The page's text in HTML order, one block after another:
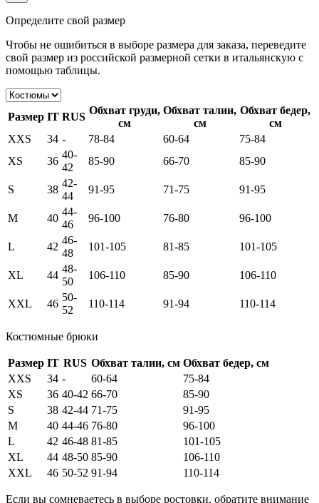
Определите свой размер
Чтобы не ошибиться в выборе размера для заказа, переведите
свой размер из российской размерной сетки в итальянскую с
помощью таблицы.
Размер IT RUS
Обхват груди,
см
Обхват талии,
см
Обхват бедер,
см
XXS
34 - 78-84 60-64
75-84
XS
36
40-
42
85-90 66-70 85-90
S 38
42-
44
91-95 71-75 91-95
M 40
44-
46
96-100 76-80 96-100
L 42
46-
48
101-105 81-85 101-105
XL 44
48-
50
106-110 85-90 106-110
XXL 46
50-
52
110-114 91-94 110-114
Костюмные брюки
Размер IT RUS Обхват талии, см Обхват бедер, см
XXS
34 - 60-64
75-84
XS
36 40-42 66-70
85-90
S
38 42-44 71-75
91-95
M
40 44-46 76-80
96-100
L
42 46-48 81-85
101-105
XL
44 48-50 85-90
106-110
XXL
46 50-52 91-94 110-114
Если вы сомневаетесь в выборе ростовки, обратите внимание